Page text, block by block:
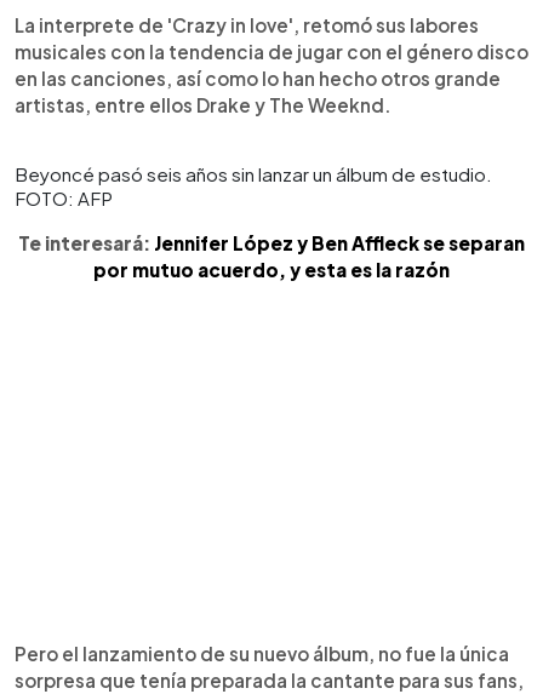
La interprete de 'Crazy in love', retomó sus labores
musicales con la tendencia de jugar con el género disco
en las canciones, así como lo han hecho otros grande
artistas, entre ellos Drake y The Weeknd.
Beyoncé pasó seis años sin lanzar un álbum de estudio.
FOTO: AFP
Te interesará: Jennifer López y Ben Affleck se separan
por mutuo acuerdo, y esta es la razón
Pero el lanzamiento de su nuevo álbum, no fue la única
sorpresa que tenía preparada la cantante para sus fans,